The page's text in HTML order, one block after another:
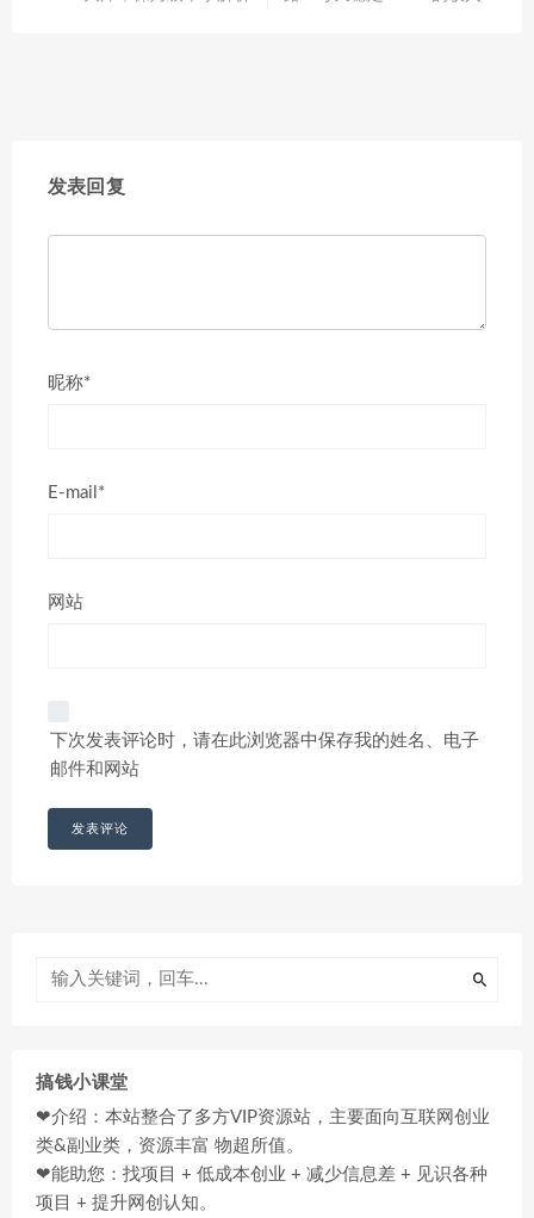
发表回复
昵称*
E-mail*
网站
下次发表评论时，请在此浏览器中保存我的姓名、电子
邮件和网站
搞钱小课堂
❤介绍：本站整合了多方VIP资源站，主要面向互联网创业
类&副业类，资源丰富 物超所值。
❤能助您：找项目 + 低成本创业 + 减少信息差 + 见识各种
项目 + 提升网创认知。